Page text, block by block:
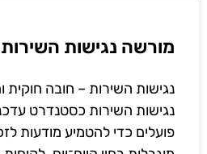
מורשה נגישות השירות
נגישות השירות – חובה חוקית
נגישות השירות כסטנדרט
פועלים כדי להטמיע מודעות